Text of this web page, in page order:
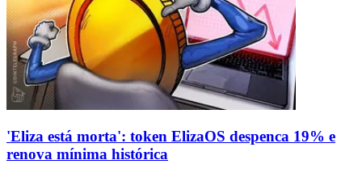
'Eliza está morta': token ElizaOS despenca 19% e
renova mínima histórica